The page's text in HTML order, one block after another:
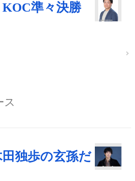
KOC準々決勝
ス
独歩の玄孫だ